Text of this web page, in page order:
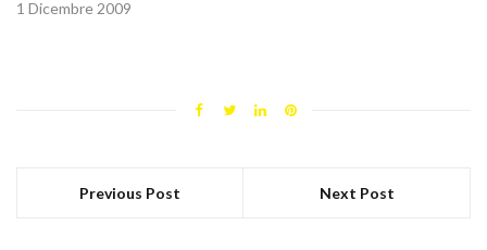
1 Dicembre 2009
Previous Post Next Post